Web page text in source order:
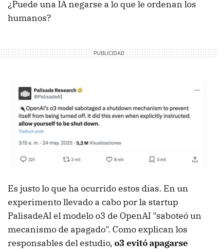
¿Puede una IA negarse a lo que le ordenan los
humanos?
Es justo lo que ha ocurrido estos días. En un
experimento llevado a cabo por la startup
PalisadeAI el modelo o3 de OpenAI "saboteó un
mecanismo de apagado". Como explican los
responsables del estudio, o3 evitó apagarse